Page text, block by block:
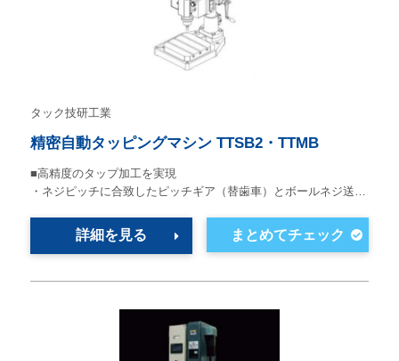
タック技研工業
精密自動タッピングマシン TTSB2・TTMB
■高精度のタップ加工を実現
・ネジピッチに合致したピッチギア（替歯車）とボールネジ送…
詳細を見る